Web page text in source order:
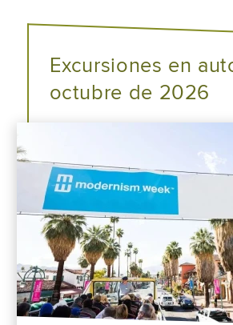
Excursiones en
octubre de 2026